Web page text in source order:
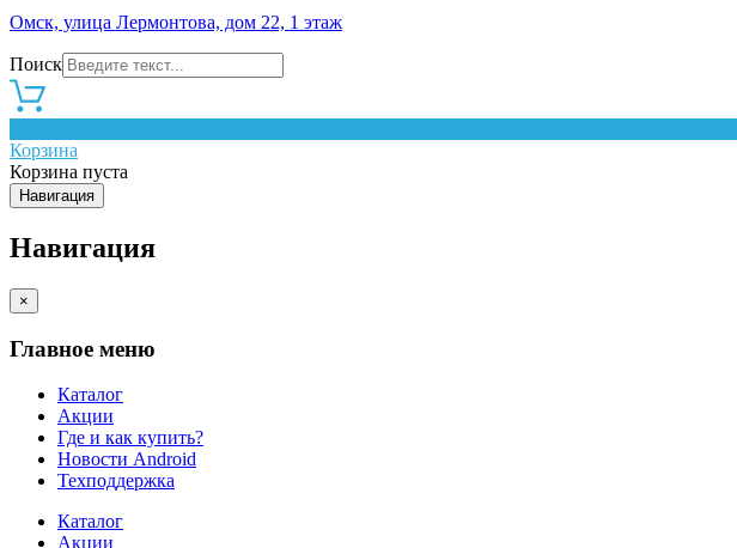
Омск, улица Лермонтова, дом 22, 1 этаж
Поиск
Корзина
Корзина пуста
Навигация
Навигация
×
Главное меню
Каталог
Акции
Где и как купить?
Новости Android
Техподдержка
Каталог
Акции